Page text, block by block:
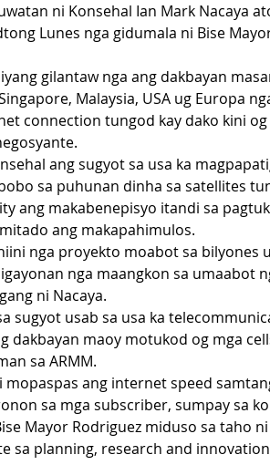
ni Konsehal Ian Mark Nacaya
Lunes nga gidumala ni Bise
gilantaw nga ang dakbayan
Malaysia, USA ug Europa
connection tungod kay dako kini
ang sugyot sa usa ka
sa puhunan dinha sa satellites
ang makabenepisyo itandi sa
ang makapahimulos.
nga proyekto moabot sa bilyones
nga maangkon sa umaabot
ni Nacaya.
sugyot usab sa usa ka
dakbayan maoy motukod og mga
sa ARMM.
mopaspas ang internet speed
sa mga subscriber, sumpay sa
Mayor Rodriguez miduso sa taho
sa planning, research and